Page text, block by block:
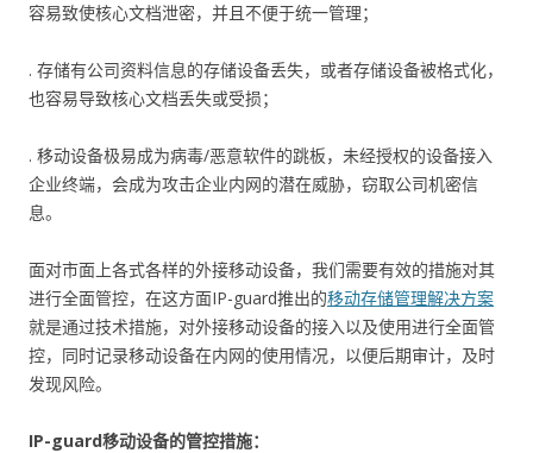
容易致使核心文档泄密，并且不便于统一管理；
. 存储有公司资料信息的存储设备丢失，或者存储设备被格式化，
也容易导致核心文档丢失或受损；
. 移动设备极易成为病毒/恶意软件的跳板，未经授权的设备接入
企业终端，会成为攻击企业内网的潜在威胁，窃取公司机密信
息。
面对市面上各式各样的外接移动设备，我们需要有效的措施对其
进行全面管控，在这方面IP-guard推出的移动存储管理解决方案
就是通过技术措施，对外接移动设备的接入以及使用进行全面管
控，同时记录移动设备在内网的使用情况，以便后期审计，及时
发现风险。
IP-guard移动设备的管控措施：